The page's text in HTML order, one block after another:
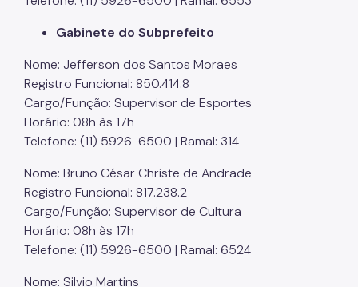
Gabinete do Subprefeito
Nome: Jefferson dos Santos Moraes
Registro Funcional: 850.414.8
Cargo/Função: Supervisor de Esportes
Horário: 08h às 17h
Telefone: (11) 5926-6500 | Ramal: 314
Nome: Bruno César Christe de Andrade
Registro Funcional: 817.238.2
Cargo/Função: Supervisor de Cultura
Horário: 08h às 17h
Telefone: (11) 5926-6500 | Ramal: 6524
Nome: Silvio Martins